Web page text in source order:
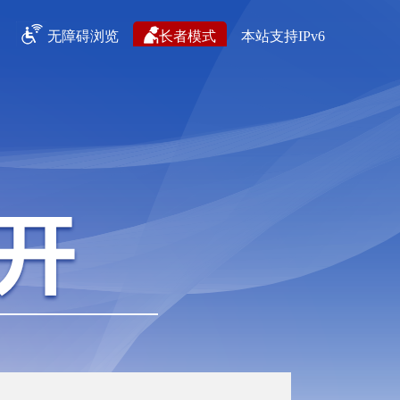
无障碍浏览 长者模式 本站支持IPv6